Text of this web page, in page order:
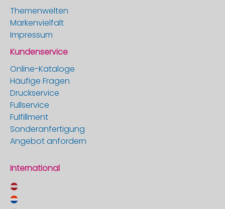
Themenwelten
Markenvielfalt
Impressum
Kundenservice
Online-Kataloge
Häufige Fragen
Druckservice
Fullservice
Fulfillment
Sonderanfertigung
Angebot anfordern
International